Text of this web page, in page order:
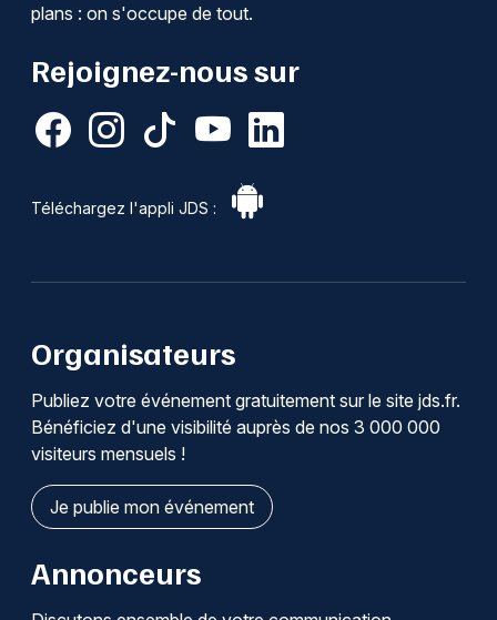
plans : on s'occupe de tout.
Rejoignez-nous sur
Téléchargez l'appli JDS :
Organisateurs
Publiez votre événement gratuitement sur le site jds.fr.
Bénéficiez d'une visibilité auprès de nos 3 000 000
visiteurs mensuels !
Je publie mon événement
Annonceurs